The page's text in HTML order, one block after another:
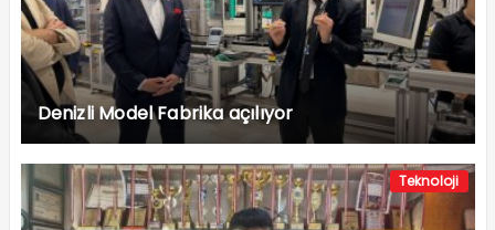
Denizli Model Fabrika açılıyor
Teknoloji